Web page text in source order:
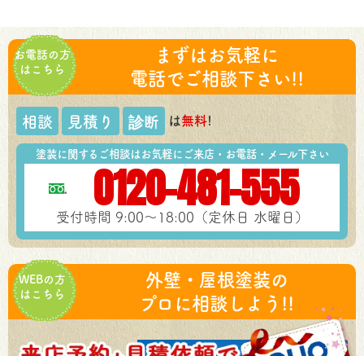
お電話の方
はこちら
まずはお気軽に
電話でご相談下さい!!
相談 見積り 診断 は無料!
塗装に関するご相談はお気軽にご来店・お電話・メール下さい
0120-481-555
受付時間 9:00～18:00（定休日 水曜日）
WEBの方
はこちら
外壁・屋根塗装の
プロに相談しよう!!